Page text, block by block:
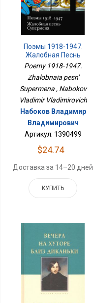
Поэмы 1918-1947.
Жалобная Песнь
Супермена
Poemy 1918-1947.
Zhalobnaia pesn'
Supermena , Nabokov
Vladimir Vladimirovich
Набоков Владимир
Владимирович
Артикул: 1390499
$24.74
Доставка за 14–20 дней
КУПИТЬ